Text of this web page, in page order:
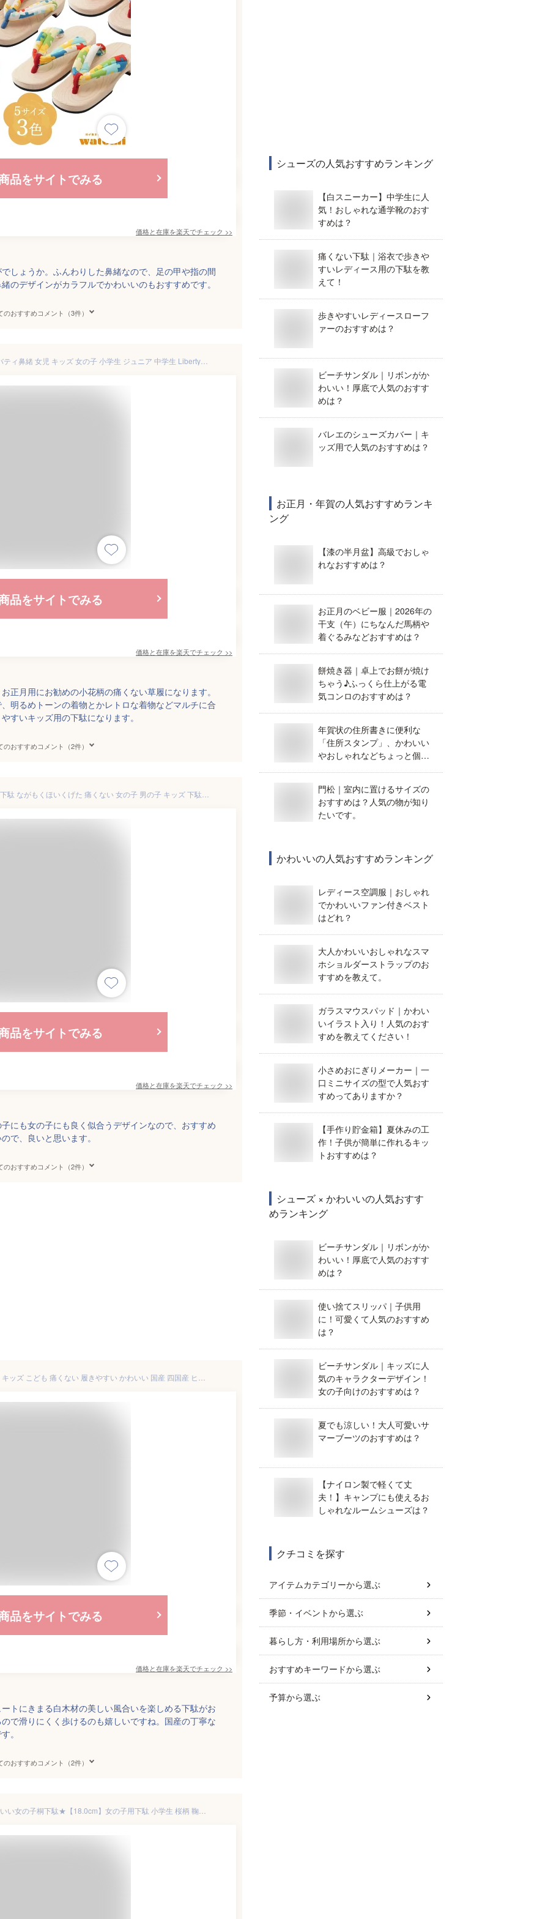
品をサイトでみる
価格と在庫を楽天でチェック >>
しょうか。ふんわりした鼻緒なので、足の甲や指の間
のデザインがカラフルでかわいいのもおすすめです。
のおすすめコメント（3件）
品をサイトでみる
価格と在庫を楽天でチェック >>
正月用にお勧めの小花柄の痛くない草履になります。
明るめトーンの着物とかレトロな着物などマルチに合
すいキッズ用の下駄になります。
のおすすめコメント（2件）
品をサイトでみる
価格と在庫を楽天でチェック >>
にも女の子にも良く似合うデザインなので、おすすめ
で、良いと思います。
のおすすめコメント（2件）
品をサイトでみる
価格と在庫を楽天でチェック >>
トにきまる白木材の美しい風合いを楽しめる下駄がお
で滑りにくく歩けるのも嬉しいですね。国産の丁寧な
。
のおすすめコメント（2件）
シューズの人気おすすめランキング
【白スニーカー】中学生に人
気！おしゃれな通学靴のおす
すめは？
痛くない下駄｜浴衣で歩きや
すいレディース用の下駄を教
えて！
歩きやすいレディースローフ
ァーのおすすめは？
ビーチサンダル｜リボンがか
わいい！厚底で人気のおすす
めは？
バレエのシューズカバー｜キ
ッズ用で人気のおすすめは？
お正月・年賀の人気おすすめランキ
ング
【漆の半月盆】高級でおしゃ
れなおすすめは？
お正月のベビー服｜2026年の
干支（午）にちなんだ馬柄や
着ぐるみなどおすすめは？
餅焼き器｜卓上でお餅が焼け
ちゃう♪ふっくら仕上がる電
気コンロのおすすめは？
年賀状の住所書きに便利な
「住所スタンプ」、かわいい
やおしゃれなどちょっと個性
門松｜室内に置けるサイズの
おすすめは？人気の物が知り
たいです。
かわいいの人気おすすめランキング
レディース空調服｜おしゃれ
でかわいいファン付きベスト
はどれ？
大人かわいいおしゃれなスマ
ホショルダーストラップのお
すすめを教えて。
ガラスマウスパッド｜かわい
いイラスト入り！人気のおす
すめを教えてください！
小さめおにぎりメーカー｜一
口ミニサイズの型で人気おす
すめってありますか？
【手作り貯金箱】夏休みの工
作！子供が簡単に作れるキッ
トおすすめは？
シューズ × かわいいの人気おすす
めランキング
ビーチサンダル｜リボンがか
わいい！厚底で人気のおすす
めは？
使い捨てスリッパ｜子供用
に！可愛くて人気のおすすめ
は？
ビーチサンダル｜キッズに人
気のキャラクターデザイン！
女の子向けのおすすめは？
夏でも涼しい！大人可愛いサ
マーブーツのおすすめは？
【ナイロン製で軽くて丈
夫！】キャンプにも使えるお
しゃれなルームシューズは？
クチコミを探す
アイテムカテゴリーから選ぶ
季節・イベントから選ぶ
暮らし方・利用場所から選ぶ
おすすめキーワードから選ぶ
予算から選ぶ